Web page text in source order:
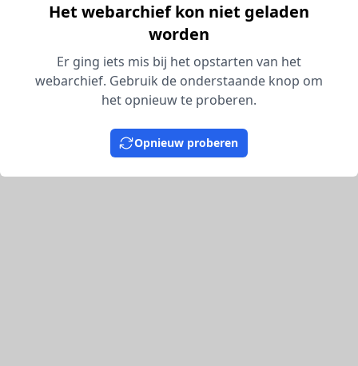
Het webarchief kon niet geladen
worden
Er ging iets mis bij het opstarten van het
webarchief. Gebruik de onderstaande knop om
het opnieuw te proberen.
Opnieuw proberen